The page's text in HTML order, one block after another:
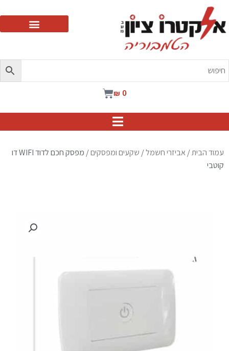
₪ 0
עגלת
עמוד הבית/ אביזרי חשמל/ שקעים ומפסקים
/ מפסק חכם לדוד WIFI דו
קוטבי